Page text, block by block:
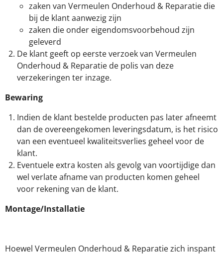
zaken van Vermeulen Onderhoud & Reparatie die
bij de klant aanwezig zijn
zaken die onder eigendomsvoorbehoud zijn
geleverd
De klant geeft op eerste verzoek van Vermeulen
Onderhoud & Reparatie de polis van deze
verzekeringen ter inzage.
Bewaring
Indien de klant bestelde producten pas later afneemt
dan de overeengekomen leveringsdatum, is het risico
van een eventueel kwaliteitsverlies geheel voor de
klant.
Eventuele extra kosten als gevolg van voortijdige dan
wel verlate afname van producten komen geheel
voor rekening van de klant.
Montage/Installatie
Hoewel Vermeulen Onderhoud & Reparatie zich inspant